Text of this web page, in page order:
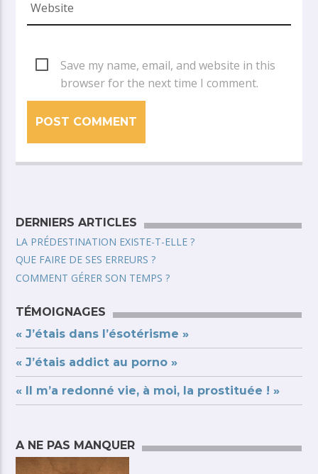
Save my name, email, and website in this
browser for the next time I comment.
DERNIERS ARTICLES
LA PRÉDESTINATION EXISTE-T-ELLE ?
QUE FAIRE DE SES ERREURS ?
COMMENT GÉRER SON TEMPS ?
TÉMOIGNAGES
« J’étais dans l’ésotérisme »
« J’étais addict au porno »
« Il m’a redonné vie, à moi, la prostituée ! »
A NE PAS MANQUER